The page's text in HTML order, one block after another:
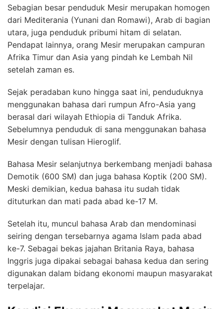
Sebagian besar penduduk Mesir merupakan homogen
dari Mediterania (Yunani dan Romawi), Arab di bagian
utara, juga penduduk pribumi hitam di selatan.
Pendapat lainnya, orang Mesir merupakan campuran
Afrika Timur dan Asia yang pindah ke Lembah Nil
setelah zaman es.
Sejak peradaban kuno hingga saat ini, penduduknya
menggunakan bahasa dari rumpun Afro-Asia yang
berasal dari wilayah Ethiopia di Tanduk Afrika.
Sebelumnya penduduk di sana menggunakan bahasa
Mesir dengan tulisan Hieroglif.
Bahasa Mesir selanjutnya berkembang menjadi bahasa
Demotik (600 SM) dan juga bahasa Koptik (200 SM).
Meski demikian, kedua bahasa itu sudah tidak
dituturkan dan mati pada abad ke-17 M.
Setelah itu, muncul bahasa Arab dan mendominasi
seiring dengan tersebarnya agama Islam pada abad
ke-7. Sebagai bekas jajahan Britania Raya, bahasa
Inggris juga dipakai sebagai bahasa kedua dan sering
digunakan dalam bidang ekonomi maupun masyarakat
terpelajar.